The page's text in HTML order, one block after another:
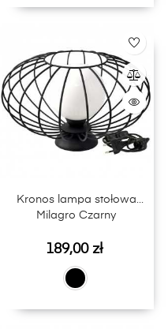
Kronos lampa stołowa
Milagro Czarny
Cena
189,00 zł